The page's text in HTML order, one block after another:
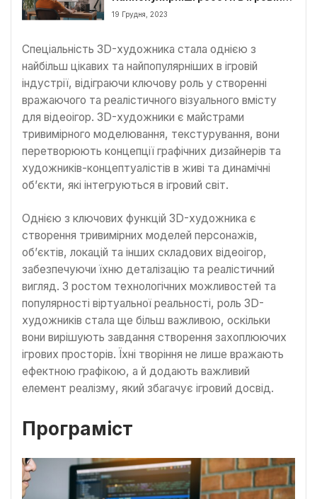
індустрії
19 Грудня, 2023
Спеціальність 3D-художника стала однією з
найбільш цікавих та найпопулярніших в ігровій
індустрії, відіграючи ключову роль у створенні
вражаючого та реалістичного візуального вмісту
для відеоігор. 3D-художники є майстрами
тривимірного моделювання, текстурування, вони
перетворюють концепції графічних дизайнерів та
художників-концептуалістів в живі та динамічні
об’єкти, які інтегруються в ігровий світ.
Однією з ключових функцій 3D-художника є
створення тривимірних моделей персонажів,
об’єктів, локацій та інших складових відеоігор,
забезпечуючи їхню деталізацію та реалістичний
вигляд. З ростом технологічних можливостей та
популярності віртуальної реальності, роль 3D-
художників стала ще більш важливою, оскільки
вони вирішують завдання створення захоплюючих
ігрових просторів. Їхні творіння не лише вражають
ефектною графікою, а й додають важливий
елемент реалізму, який збагачує ігровий досвід.
Програміст